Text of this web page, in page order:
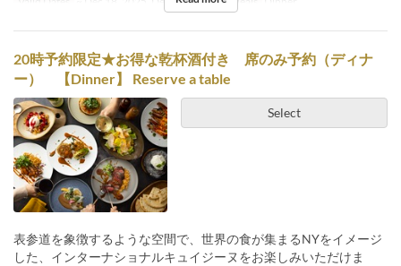
20時予約限定★お得な乾杯酒付き 席のみ予約（ディナ
ー） 【Dinner】 Reserve a table
Select
表参道を象徴するような空間で、世界の食が集まるNYをイメージ
した、インターナショナルキュイジーヌをお楽しみいただけま